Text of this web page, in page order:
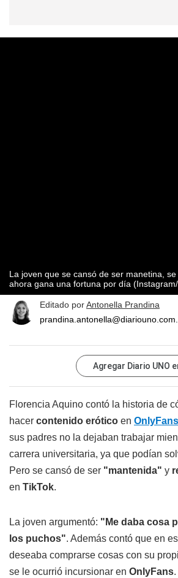
La joven que se cansó de ser manetina,
ahora gana una fortuna por día
Editado porAntonella Prandina
Agregar Diario UNO
Florencia Aquino contó la historia de
hacer contenido erótico en OnlyFans
sus padres no la dejaban trabajar
carrera universitaria, ya que podían
Pero se cansó de ser "mantenida" y
en TikTok.
La joven argumentó: "Me daba cosa
los puchos". Además contó que en
deseaba comprarse cosas con su
se le ocurrió incursionar en OnlyFans.